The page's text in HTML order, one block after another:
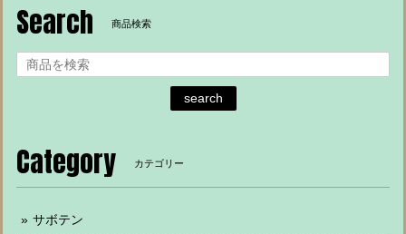
Search 商品検索
search
Category カテゴリー
サボテン